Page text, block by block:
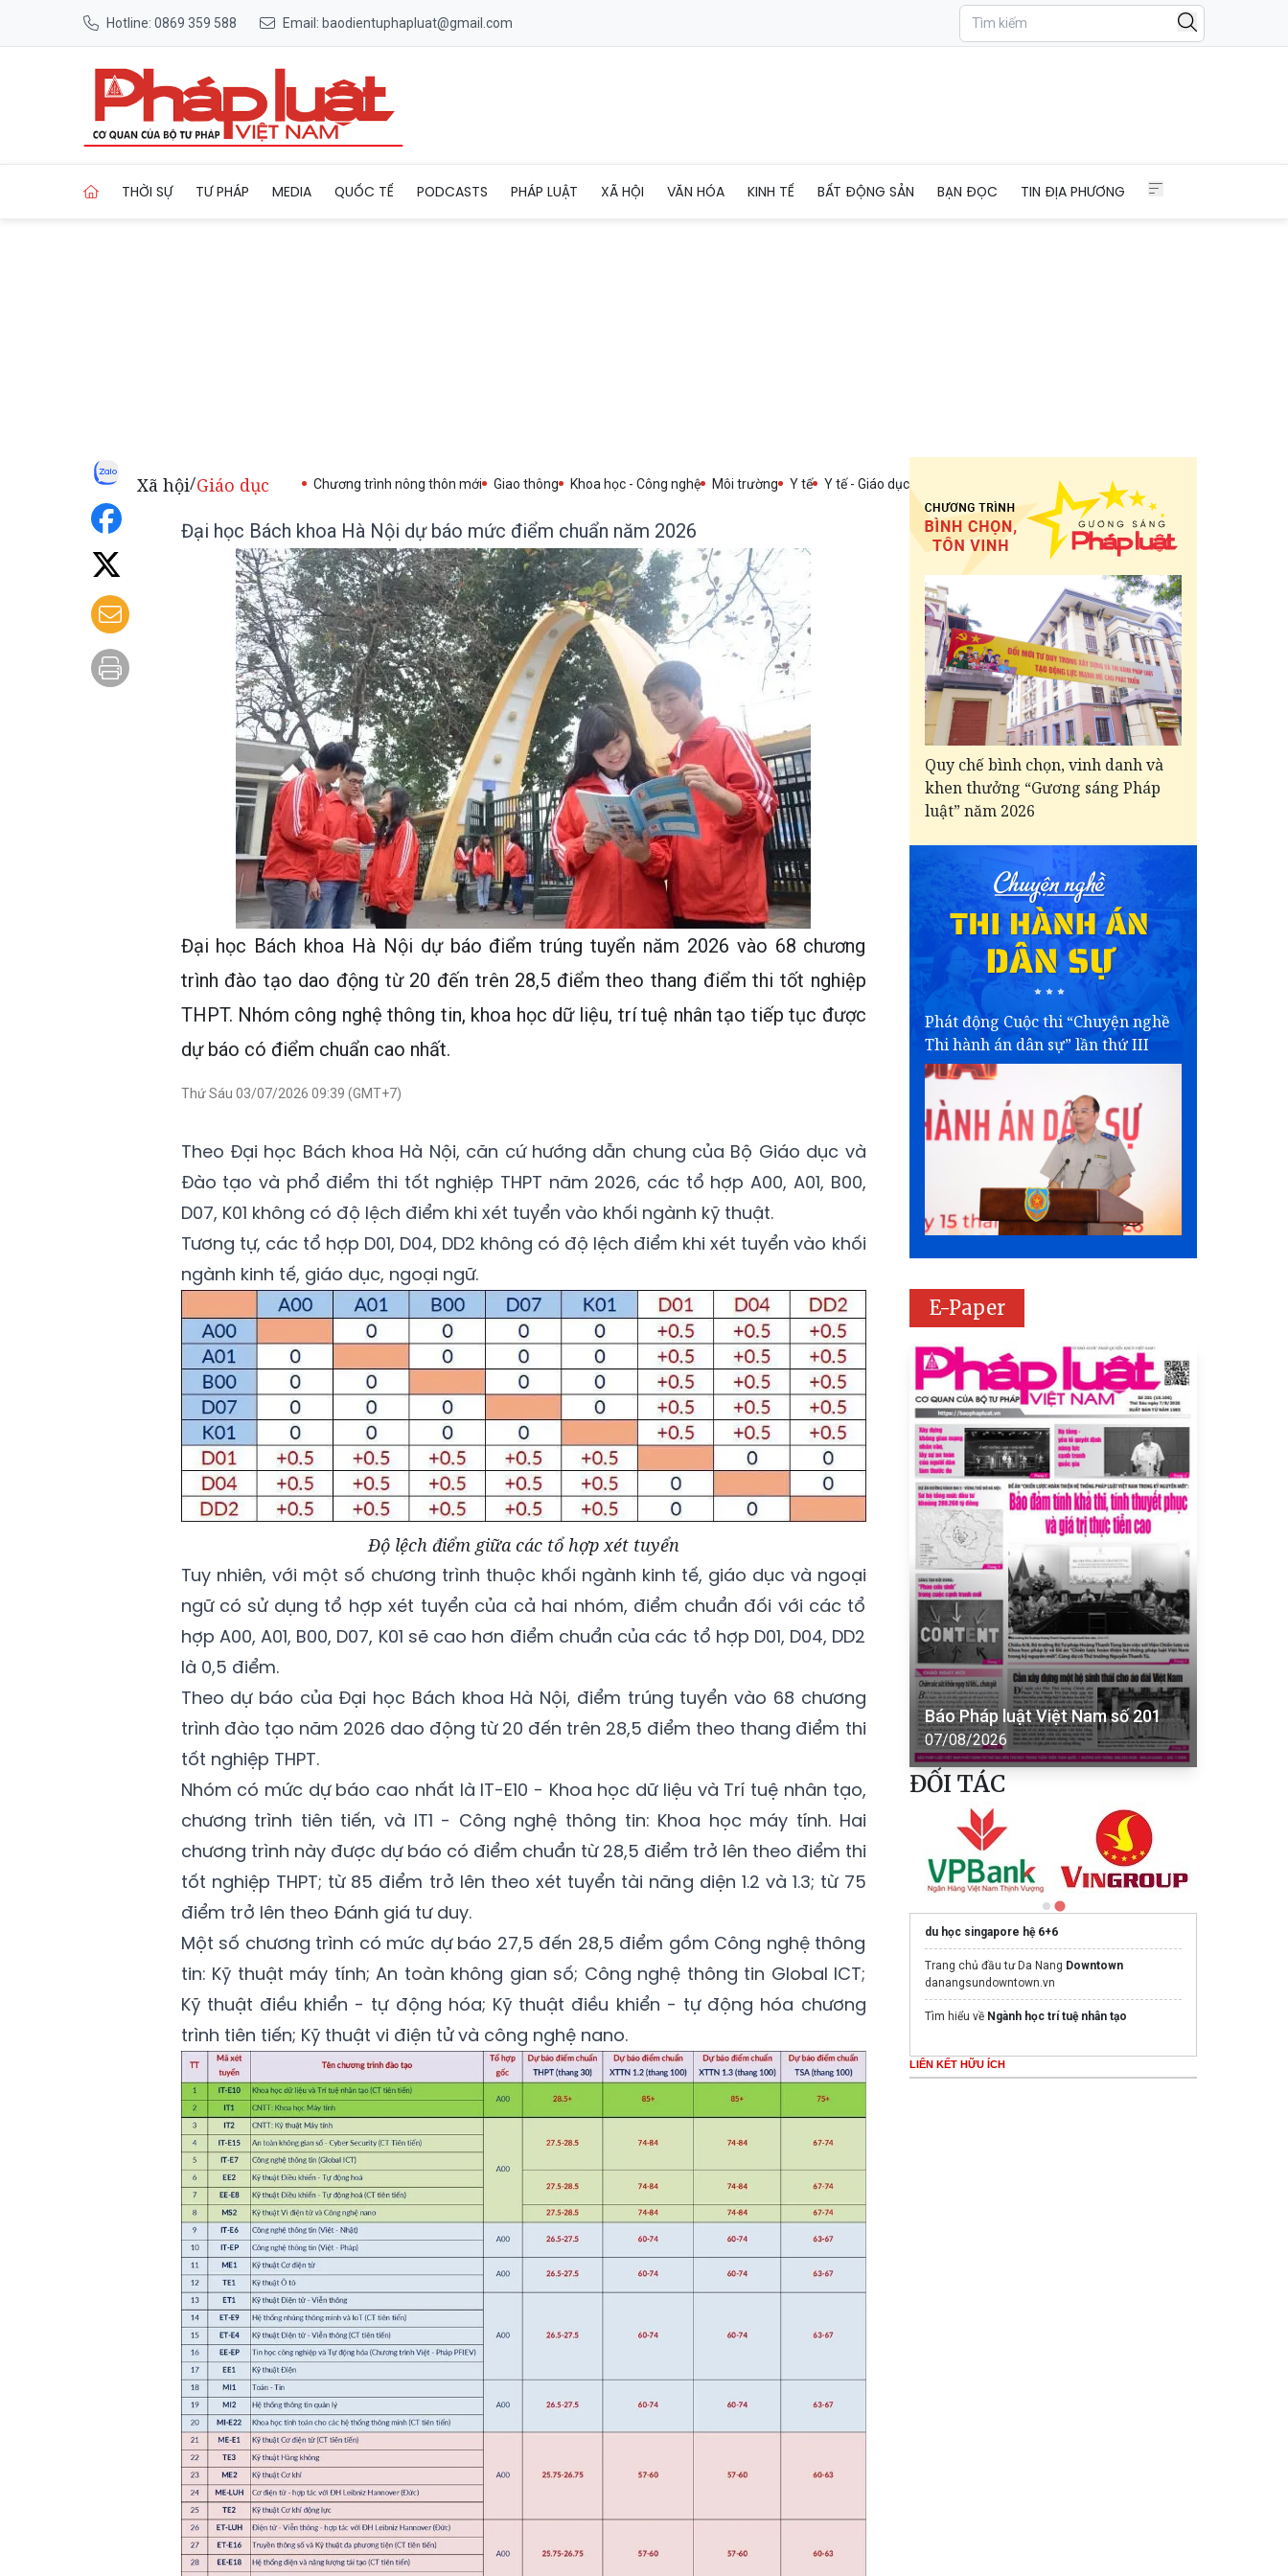
Hotline: 0869 359 588 Email: baodientuphapluat@gmail.com
THỜI SỰ TƯ PHÁP MEDIA QUỐC TẾ PODCASTS PHÁP LUẬT XÃ HỘI VĂN HÓA KINH TẾ BẤT ĐỘNG SẢN BẠN ĐỌC TIN ĐỊA PHƯƠNG
Xã hội/Giáo dục Chương trình nông thôn mới Giao thông Khoa học - Công nghệ Môi trường Y tế Y tế - Giáo dục
Đại học Bách khoa Hà Nội dự báo mức điểm chuẩn năm 2026
Đại học Bách khoa Hà Nội dự báo điểm trúng tuyển năm 2026 vào 68 chương
trình đào tạo dao động từ 20 đến trên 28,5 điểm theo thang điểm thi tốt nghiệp
THPT. Nhóm công nghệ thông tin, khoa học dữ liệu, trí tuệ nhân tạo tiếp tục được
dự báo có điểm chuẩn cao nhất.
Thứ Sáu 03/07/2026 09:39 (GMT+7)
Theo Đại học Bách khoa Hà Nội, căn cứ hướng dẫn chung của Bộ Giáo dục và
Đào tạo và phổ điểm thi tốt nghiệp THPT năm 2026, các tổ hợp A00, A01, B00,
D07, K01 không có độ lệch điểm khi xét tuyển vào khối ngành kỹ thuật.
Tương tự, các tổ hợp D01, D04, DD2 không có độ lệch điểm khi xét tuyển vào khối
ngành kinh tế, giáo dục, ngoại ngữ.
Độ lệch điểm giữa các tổ hợp xét tuyển
Tuy nhiên, với một số chương trình thuộc khối ngành kinh tế, giáo dục và ngoại
ngữ có sử dụng tổ hợp xét tuyển của cả hai nhóm, điểm chuẩn đối với các tổ
hợp A00, A01, B00, D07, K01 sẽ cao hơn điểm chuẩn của các tổ hợp D01, D04, DD2
là 0,5 điểm.
Theo dự báo của Đại học Bách khoa Hà Nội, điểm trúng tuyển vào 68 chương
trình đào tạo năm 2026 dao động từ 20 đến trên 28,5 điểm theo thang điểm thi
tốt nghiệp THPT.
Nhóm có mức dự báo cao nhất là IT-E10 - Khoa học dữ liệu và Trí tuệ nhân tạo,
chương trình tiên tiến, và IT1 - Công nghệ thông tin: Khoa học máy tính. Hai
chương trình này được dự báo có điểm chuẩn từ 28,5 điểm trở lên theo điểm thi
tốt nghiệp THPT; từ 85 điểm trở lên theo xét tuyển tài năng diện 1.2 và 1.3; từ 75
điểm trở lên theo Đánh giá tư duy.
Một số chương trình có mức dự báo 27,5 đến 28,5 điểm gồm Công nghệ thông
tin: Kỹ thuật máy tính; An toàn không gian số; Công nghệ thông tin Global ICT;
Kỹ thuật điều khiển - tự động hóa; Kỹ thuật điều khiển - tự động hóa chương
trình tiên tiến; Kỹ thuật vi điện tử và công nghệ nano.
Quy chế bình chọn, vinh danh và
khen thưởng “Gương sáng Pháp
luật” năm 2026
Phát động Cuộc thi “Chuyện nghề
Thi hành án dân sự” lần thứ III
E-Paper
Báo Pháp luật Việt Nam số 201
07/08/2026
ĐỐI TÁC
du học singapore hệ 6+6
Trang chủ đầu tư Da Nang Downtown
danangsundowntown.vn
Tìm hiểu về Ngành học trí tuệ nhân tạo
LIÊN KẾT HỮU ÍCH